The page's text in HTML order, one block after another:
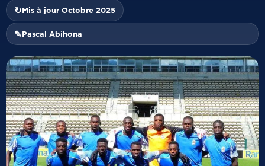
↻Mis à jour Octobre 2025
✎Pascal Abihona